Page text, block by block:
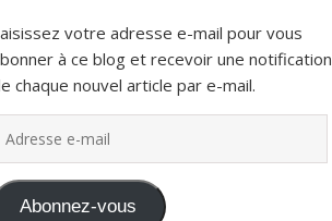
votre adresse e-mail pour vous
à ce blog et recevoir une notification
chaque nouvel article par e-mail.
Abonnez-vous